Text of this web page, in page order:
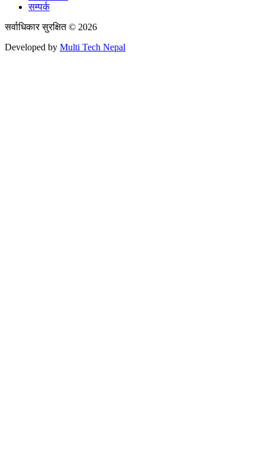
सम्पर्क
सर्वाधिकार सुरक्षित © 2026
Developed by Multi Tech Nepal